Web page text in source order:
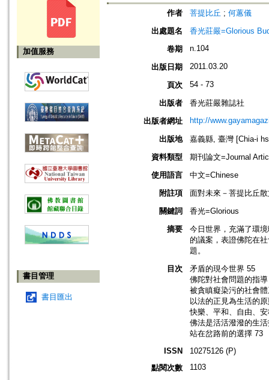
加值服務
書目管理
書目匯出
作者 菩提比丘 ; 何蕙儀
出處題名
香光莊嚴=Glorious
卷期
n.104
出版日期 2011.03.20
頁次 54 - 73
出版者
香光莊嚴雜誌社
出版者網址
http://
出版地
嘉義縣, 臺灣 [Chia-i
資料類型
期刊論文=Journal
使用語言
中文=Chinese
附註項
面對未來－菩提比丘
關鍵詞
香光=Glorious
摘要
今日世界，充滿了環
的議案，表證佛陀在
題。
目次
矛盾的現今世界 55
佛陀對社會問題的指
被貪瞋癡染污的社會
以法的正見為生活的
快樂、平和、自由、
佛法是活活潑潑的生
站在岔路前的選擇 73
ISSN
10275126 (P)
點閱次數
1103